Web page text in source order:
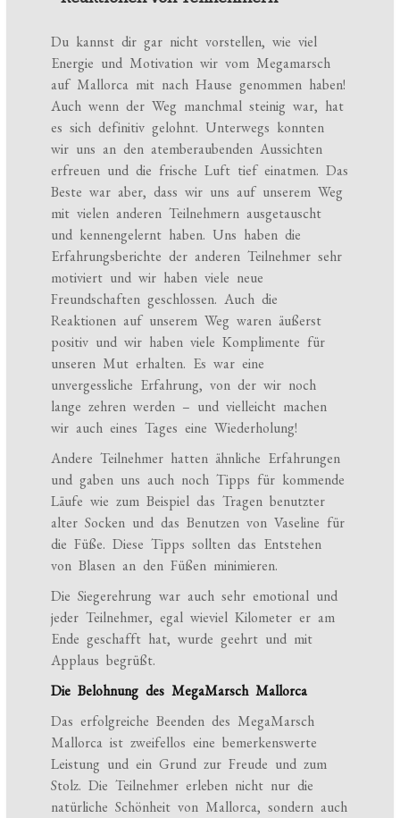
Du kannst dir gar nicht vorstellen, wie viel
Energie und Motivation wir vom Megamarsch
auf Mallorca mit nach Hause genommen haben!
Auch wenn der Weg manchmal steinig war, hat
es sich definitiv gelohnt. Unterwegs konnten
wir uns an den atemberaubenden Aussichten
erfreuen und die frische Luft tief einatmen. Das
Beste war aber, dass wir uns auf unserem Weg
mit vielen anderen Teilnehmern ausgetauscht
und kennengelernt haben. Uns haben die
Erfahrungsberichte der anderen Teilnehmer sehr
motiviert und wir haben viele neue
Freundschaften geschlossen. Auch die
Reaktionen auf unserem Weg waren äußerst
positiv und wir haben viele Komplimente für
unseren Mut erhalten. Es war eine
unvergessliche Erfahrung, von der wir noch
lange zehren werden – und vielleicht machen
wir auch eines Tages eine Wiederholung!
Andere Teilnehmer hatten ähnliche Erfahrungen
und gaben uns auch noch Tipps für kommende
Läufe wie zum Beispiel das Tragen benutzter
alter Socken und das Benutzen von Vaseline für
die Füße. Diese Tipps sollten das Entstehen
von Blasen an den Füßen minimieren.
Die Siegerehrung war auch sehr emotional und
jeder Teilnehmer, egal wieviel Kilometer er am
Ende geschafft hat, wurde geehrt und mit
Applaus begrüßt.
Die Belohnung des MegaMarsch Mallorca
Das erfolgreiche Beenden des MegaMarsch
Mallorca ist zweifellos eine bemerkenswerte
Leistung und ein Grund zur Freude und zum
Stolz. Die Teilnehmer erleben nicht nur die
natürliche Schönheit von Mallorca, sondern auch